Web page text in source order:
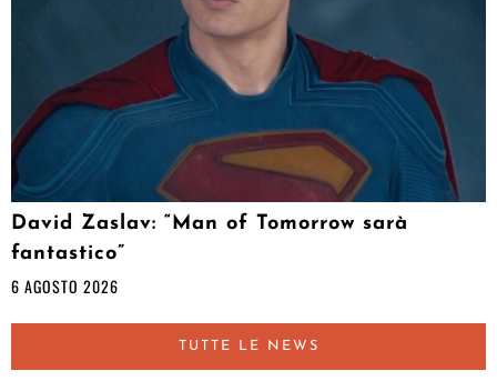
David Zaslav: “Man of Tomorrow sarà
fantastico”
6 AGOSTO 2026
TUTTE LE NEWS